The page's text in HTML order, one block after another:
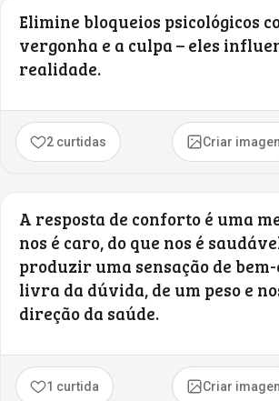
Elimine bloqueios psicológicos
vergonha e a culpa – eles
realidade.
2 curtidas Criar
A resposta de conforto é uma
nos é caro, do que nos é
produzir uma sensação de bem-
livra da dúvida, de um peso e
direção da saúde.
1 curtida Criar